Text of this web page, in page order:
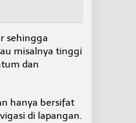
sehingga
misalnya tinggi
dan
hanya bersifat
di lapangan.